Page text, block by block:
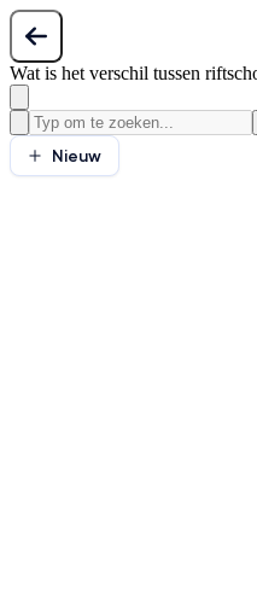
Wat is het verschil tussen
Nieuw